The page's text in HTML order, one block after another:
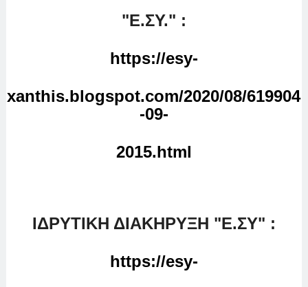
"Ε.ΣΥ." :
https://esy-
xanthis.blogspot.com/2020/08/619904
-09-
2015.html
ΙΔΡΥΤΙΚΗ ΔΙΑΚΗΡΥΞΗ "E.ΣΥ" :
https://esy-